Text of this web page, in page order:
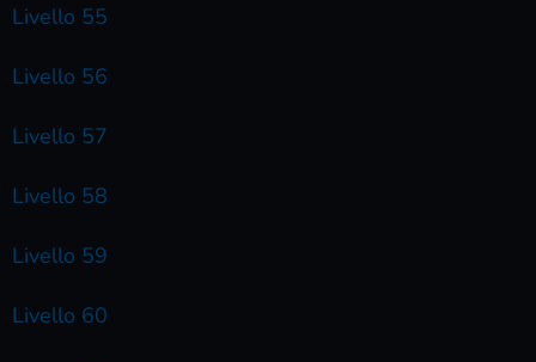
Livello 55
Livello 56
Livello 57
Livello 58
Livello 59
Livello 60